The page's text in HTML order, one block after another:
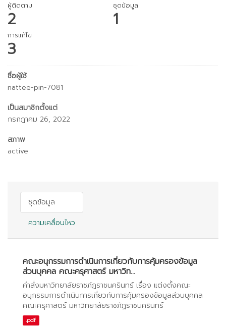
ผู้ติดตาม
2
ชุดข้อมูล
1
การแก้ไข
3
ชื่อผู้ใช้
nattee-pin-7081
เป็นสมาชิกตั้งแต่
กรกฎาคม 26, 2022
สภาพ
active
ชุดข้อมูล
ความเคลื่อนไหว
คณะอนุกรรมการดำเนินการเกี่ยวกับการคุ้มครองข้อมูล
ส่วนบุคคล คณะครุศาสตร์ มหาวิท...
คำสั่งมหาวิทยาลัยราชภัฏราชนครินทร์ เรื่อง แต่งตั้งคณะ
อนุกรรมการดำเนินการเกี่ยวกับการคุ้มครองข้อมูลส่วนบุคคล
คณะครุศาสตร์ มหาวิทยาลัยราชภัฏราชนครินทร์
.pdf